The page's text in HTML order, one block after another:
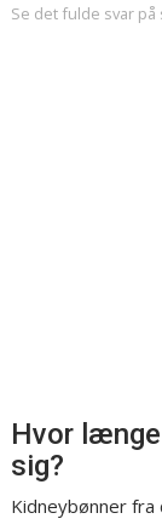
Se det fulde svar på
Hvor
sig?
Kidneybønner fra